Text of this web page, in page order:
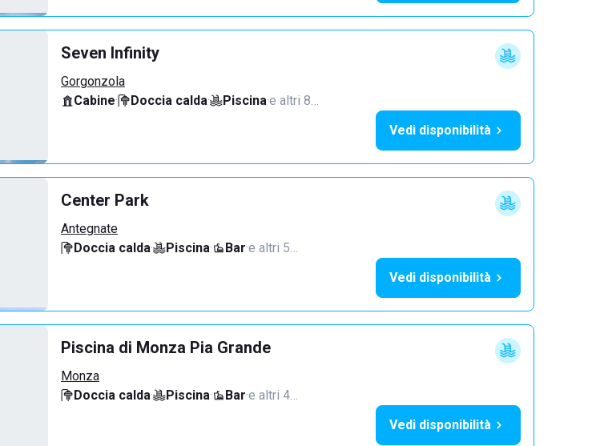
Seven Infinity
Gorgonzola
Cabine· Doccia calda· Piscina·e altri 8…
Vedi disponibilità
Center Park
Antegnate
Doccia calda· Piscina· Bar·e altri 5…
Vedi disponibilità
Piscina di Monza Pia Grande
Monza
Doccia calda· Piscina· Bar·e altri 4…
Vedi disponibilità